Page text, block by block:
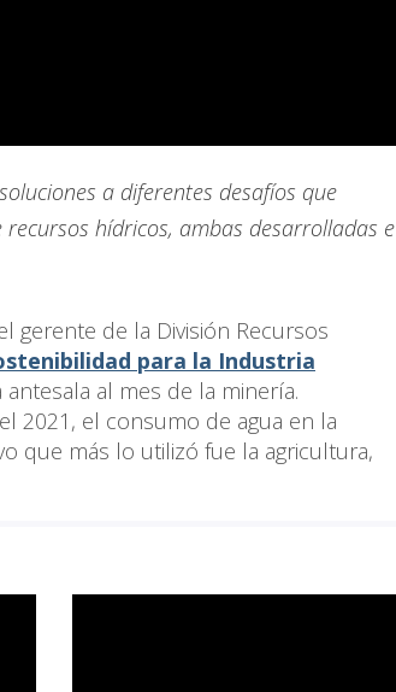
a diferentes desafíos que
hídricos, ambas desarrolladas e
gerente de la División Recursos
para la Industria
al mes de la minería.
2021, el consumo de agua en la
que más lo utilizó fue la agricultura,